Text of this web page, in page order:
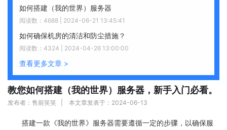
如何搭建（我的世界）服务器
阅读数：4688 | 2024-06-21 13:45:41
如何确保机房的清洁和防尘措施？
阅读数：4324 | 2024-04-26 13:00:00
查看更多文章 >
教您如何搭建（我的世界）服务器，新手入门必看。
发布者：售前笑笑 | 本文章发表于：2024-06-13
搭建一款《我的世界》服务器需要遵循一定的步骤，以确保服